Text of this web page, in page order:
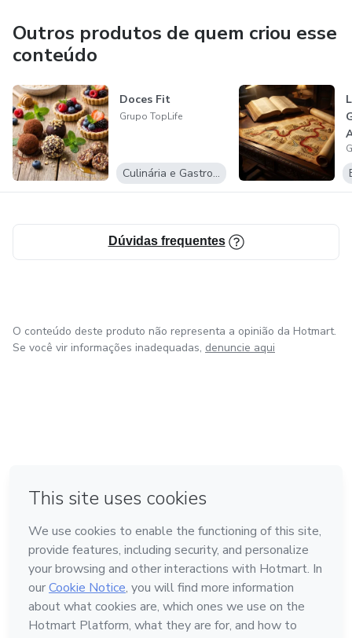
Outros produtos de quem criou esse
conteúdo
Doces Fit
Grupo TopLife
Culinária e Gastronomia
Dúvidas frequentes
O conteúdo deste produto não representa a opinião da Hotmart.
Se você vir informações inadequadas, denuncie aqui
Feito com ❤ na Cidade do México
Conheça a Hotmart
Idioma